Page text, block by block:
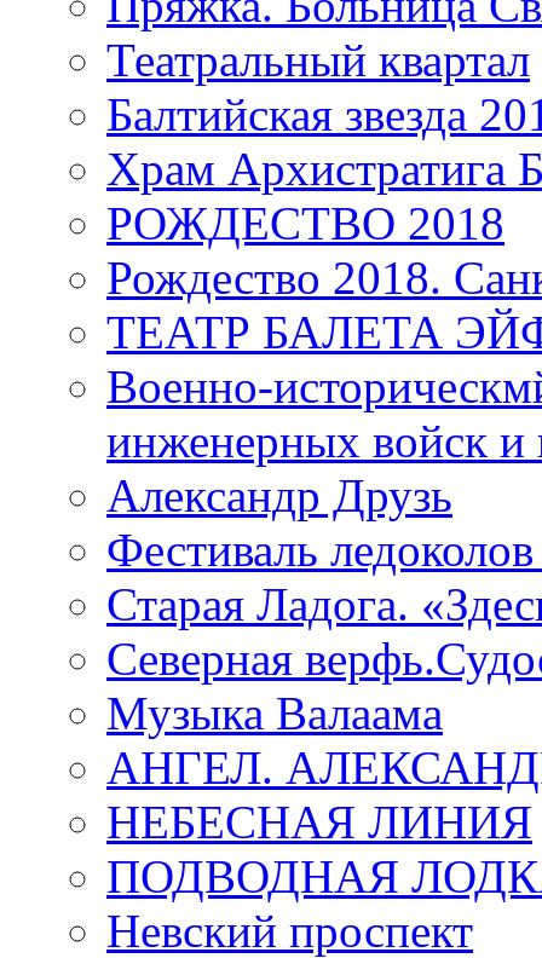
Театральный квартал
Балтийская звезда
Храм
РОЖДЕСТВО 2018
Рождество 2018.
ТЕАТР БАЛЕТА
Военно-
инженерных войск и
Александр Друзь
Фестиваль
Старая Ладога.
Северная
Музыка Валаама
АНГЕЛ.
НЕБЕСНАЯ ЛИНИЯ
ПОДВОДНАЯ
Невский проспект